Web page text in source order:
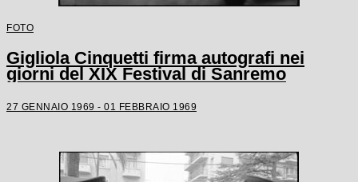
FOTO
Gigliola Cinquetti firma autografi nei
giorni del XIX Festival di Sanremo
27 GENNAIO 1969 - 01 FEBBRAIO 1969